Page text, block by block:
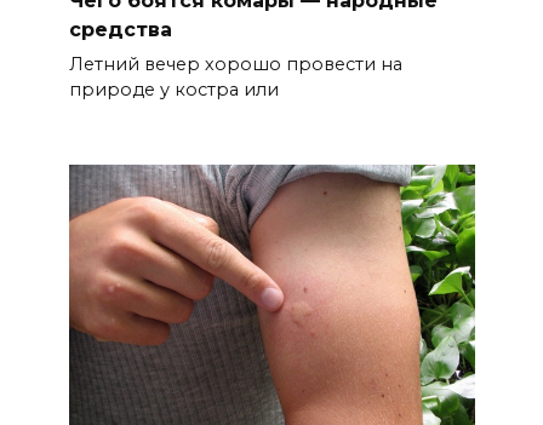
средства
Летний вечер хорошо провести на
природе у костра или